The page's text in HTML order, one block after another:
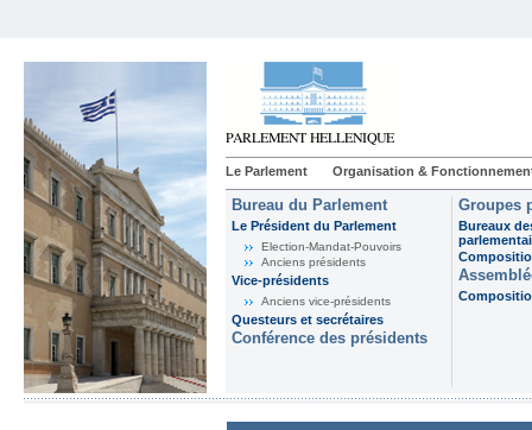
Le Parlement Organisation &
Bureau du Parlement
Le Président du Parlement
Election-Mandat-Pouvoirs
Anciens présidents
Vice-présidents
Anciens vice-présidents
Questeurs et secrétaires
Conférence des présidents
Groupes
Bureaux